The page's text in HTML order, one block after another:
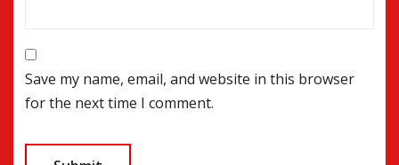
Save my name, email, and website in this browser
for the next time I comment.